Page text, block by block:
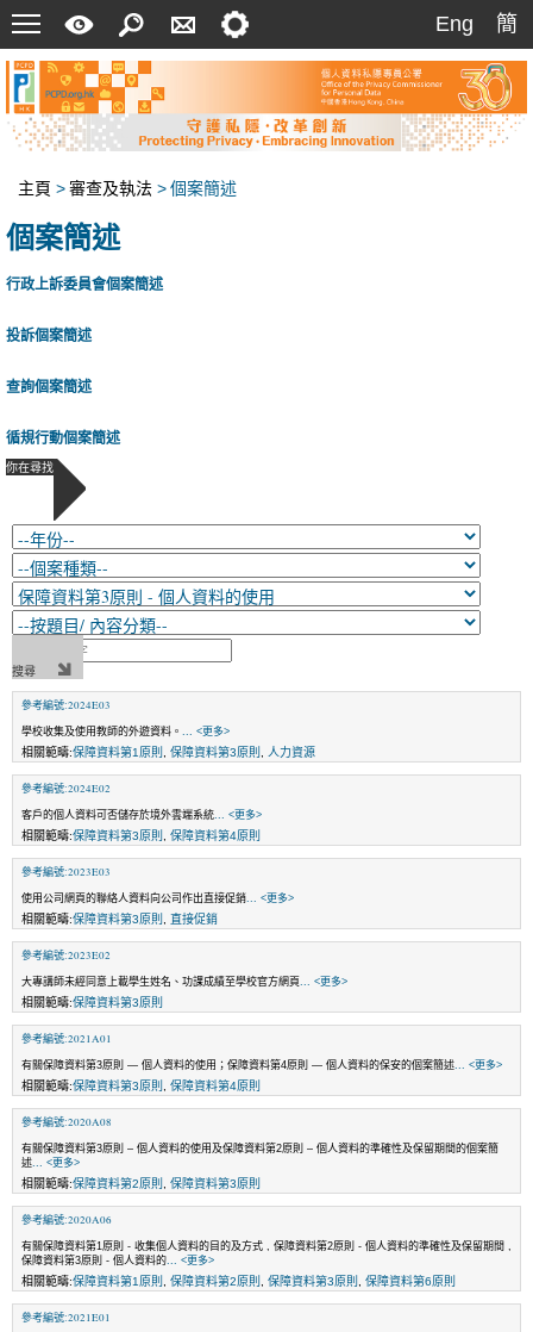
菜
單
速
指
南
索
絡
我
定
Eng
簡
簡
主頁 >審查及執法 >個案簡述
個案簡述
行政上訴委員會個案簡述
投訴個案簡述
查詢個案簡述
循規行動個案簡述
你在尋找
參考編號:2024E03
學校收集及使用教師的外遊資料。 ... <更多>
相關範疇:保障資料第1原則 保障資料第3原則 人力資源
參考編號:2024E02
客戶的個人資料可否儲存於境外雲端系統 ... <更多>
相關範疇:保障資料第3原則 保障資料第4原則
參考編號:2023E03
使用公司網頁的聯絡人資料向公司作出直接促銷 ... <更多>
相關範疇:保障資料第3原則 直接促銷
參考編號:2023E02
大專講師未經同意上載學生姓名、功課成績至學校官方網頁 ... <更多>
相關範疇:保障資料第3原則
參考編號:2021A01
有關保障資料第3原則 — 個人資料的使用；保障資料第4原則 — 個人資料的保安的個案簡述 ... <更多>
相關範疇:保障資料第3原則 保障資料第4原則
參考編號:2020A08
有關保障資料第3原則 – 個人資料的使用及保障資料第2原則 – 個人資料的準確性及保留期間的個案簡
述 ... <更多>
相關範疇:保障資料第2原則 保障資料第3原則
參考編號:2020A06
有關保障資料第1原則 - 收集個人資料的目的及方式 , 保障資料第2原則 - 個人資料的準確性及保留期間 ,
保障資料第3原則 - 個人資料的 ... <更多>
相關範疇:保障資料第1原則 保障資料第2原則 保障資料第3原則 保障資料第6原則
參考編號:2021E01